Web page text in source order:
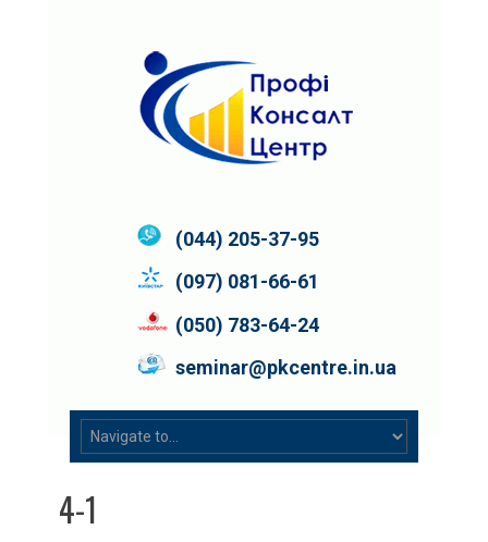
(044) 205-37-95
(097) 081-66-61
(050) 783-64-24
seminar@pkcentre.in.ua
4-1